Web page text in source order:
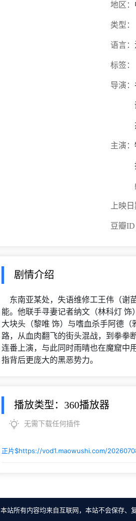
地区：
类型：
语言：
标签：
导演：
主演：
上映
豆瓣
剧情介绍
东南亚某处，失语维修工王伟（谢
能。他联手寻妻记者纳文（林科灯
大块头（黎唯 饰）与嗜血杀手阿德（
路，从血肉翻飞的街头混战，到拳拳
连番上演，与此同时雨晴也在魔窟中
指背后更庞大的黑恶势力。
播放类型：360播放器
无需下载任何插件
正片$https://vod1.maowushi.com/
本站所有内容均来自互联网，本站不会保存、